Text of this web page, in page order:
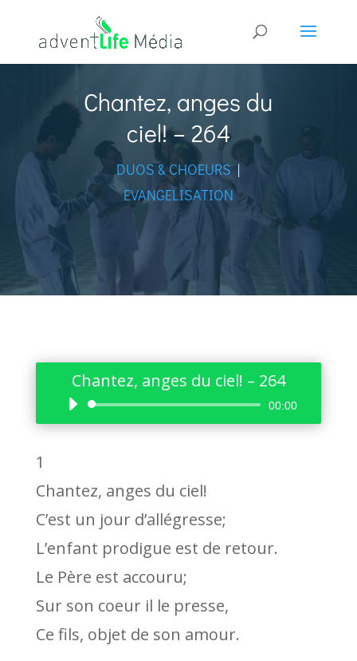
Chantez, anges du
ciel! – 264
DUOS & CHOEURS |
EVANGELISATION
Chantez, anges du ciel! – 264
Lecteur
audio
00:00
1
Chantez, anges du ciel!
C’est un jour d’allégresse;
L’enfant prodigue est de retour.
Le Père est accouru;
Sur son coeur il le presse,
Ce fils, objet de son amour.